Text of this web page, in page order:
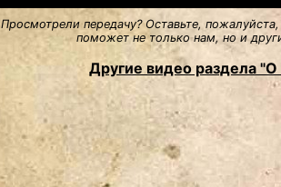
Просмотрели передачу? Оставьте,
поможет не только нам, но и
Другие видео раздела